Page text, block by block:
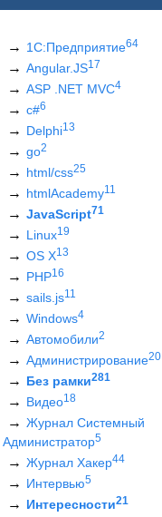
1С:Предприятие64
Angular.JS17
ASP .NET MVC4
c#6
Delphi13
go2
html/css25
htmlAcademy11
JavaScript71
Linux19
OS X13
PHP16
sails.js11
Windows4
Автомобили2
Администрирование20
Без рамки281
Видео18
Журнал Системный
Администратор5
Журнал Хакер44
Интервью5
Интересности21